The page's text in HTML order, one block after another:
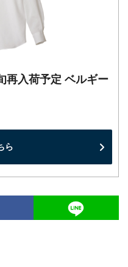
再入荷予定 ベルギー
ら